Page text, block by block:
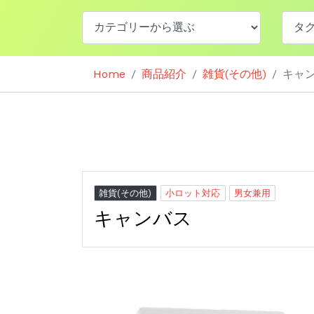
Home 商品紹介 雑貨(その他) キャ
雑貨(その他) 小ロット対応 男女兼用
キャンバス